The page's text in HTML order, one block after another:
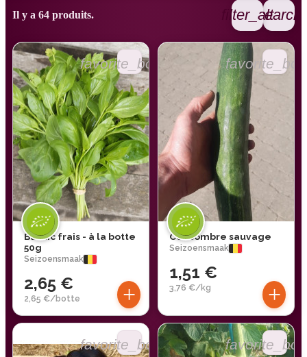
Il y a 64 produits. filter_altsearch
favorite_border
Basilic frais - à la botte
50g
Seizoensmaak
2,65 €
2,65 €/botte +
Concombre sauvage
Seizoensmaak
1,51 €
3,76 €/kg +
favorite_border